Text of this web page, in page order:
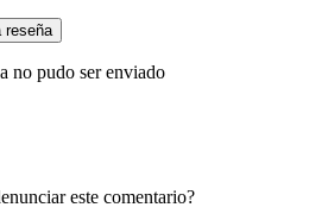
reseña
no pudo ser enviado
este comentario?